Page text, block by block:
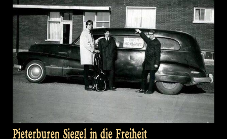
Pieterburen Siegel in die Freiheit